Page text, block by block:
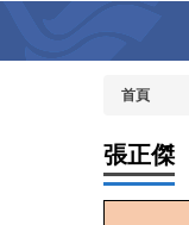
首頁
張正傑